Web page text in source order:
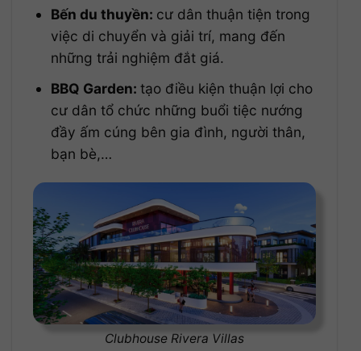
Bến du thuyền: cư dân thuận tiện trong
việc di chuyển và giải trí, mang đến
những trải nghiệm đắt giá.
BBQ Garden:tạo điều kiện thuận lợi cho
cư dân tổ chức những buổi tiệc nướng
đầy ấm cúng bên gia đình, người thân,
bạn bè,…
Clubhouse Rivera Villas